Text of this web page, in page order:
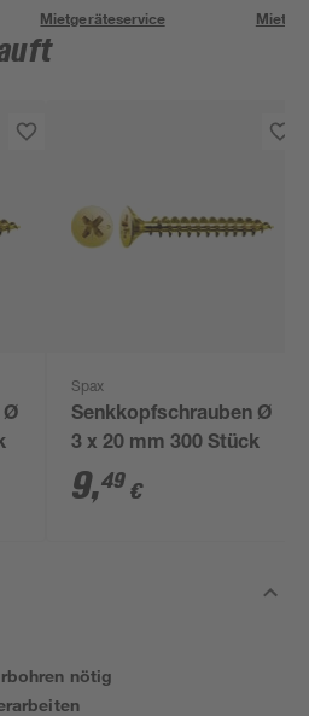
Mietgeräteservice
Ø
Spax
Senkkopfschrauben Ø
3 x 20 mm 300 Stück
9,49 €
nötig